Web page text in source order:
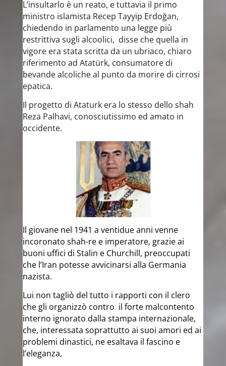
L’insultarlo è un reato, e tuttavia il primo
ministro islamista Recep Tayyip Erdoğan,
chiedendo in parlamento una legge più
restrittiva sugli alcoolici, disse che quella in
vigore era stata scritta da un ubriaco, chiaro
riferimento ad Atatürk, consumatore di
bevande alcoliche al punto da morire di cirrosi
epatica.​
Il progetto di Ataturk era lo stesso dello shah
Reza Palhavi, conosciutissimo ed amato in
occidente.
Il giovane nel 1941 a ventidue anni venne
incoronato shah-re e imperatore, grazie ai
buoni uffici di Stalin e Churchill, preoccupati
che l’Iran potesse avvicinarsi alla Germania
nazista.​
Lui non tagliò del tutto i rapporti con il clero
che gli organizzò contro il forte malcontento
interno ignorato dalla stampa internazionale,
che, interessata soprattutto ai suoi amori ed ai
problemi dinastici, ne esaltava il fascino e
l’eleganza,​